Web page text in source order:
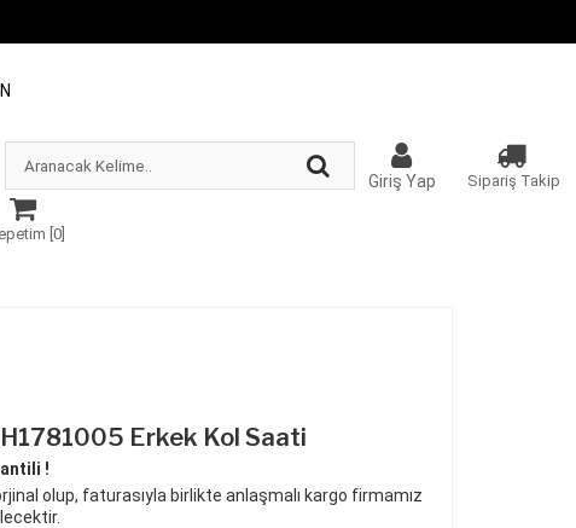
Giriş Yap Sipariş Takip
[ 0]
Erkek Kol Saati
!
olup, faturasıyla birlikte anlaşmalı kargo firmamız